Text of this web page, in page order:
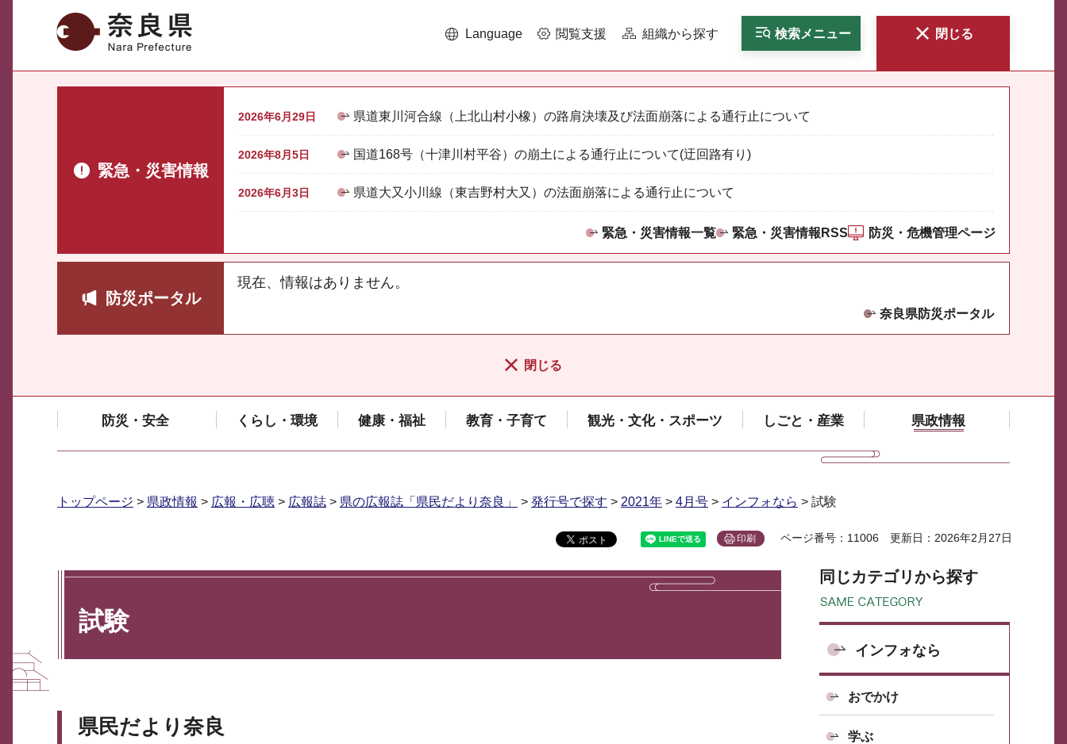
奈良県 Language 閲覧支援 組織から探す 検索メニュー 閉じる
緊急・災害情報
2026年6月29日 県道東川河合線（上北山村小橡）の路肩決壊及び法面崩落による通行止について
2026年8月5日 国道168号（十津川村平谷）の崩土による通行止について(迂回路有り)
2026年6月3日 県道大又小川線（東吉野村大又）の法面崩落による通行止について
緊急・災害情報一覧 緊急・災害情報RSS 防災・危機管理ページ
防災ポータル
現在、情報はありません。
奈良県防災ポータル
閉じる
防災・安全 くらし・環境 健康・福祉 教育・子育て 観光・文化・スポーツ しごと・産業 県政情報
トップページ > 県政情報 > 広報・広聴 > 広報誌 > 県の広報誌「県民だより奈良」 > 発行号で探す > 2021年 > 4月号 > インフォなら > 試験
印刷 ページ番号：11006 更新日：2026年2月27日
試験
県民だより奈良
同じカテゴリから探す
インフォなら
おでかけ
学ぶ